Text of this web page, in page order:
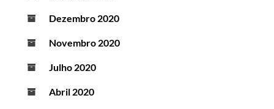
Dezembro 2020
Novembro 2020
Julho 2020
Abril 2020